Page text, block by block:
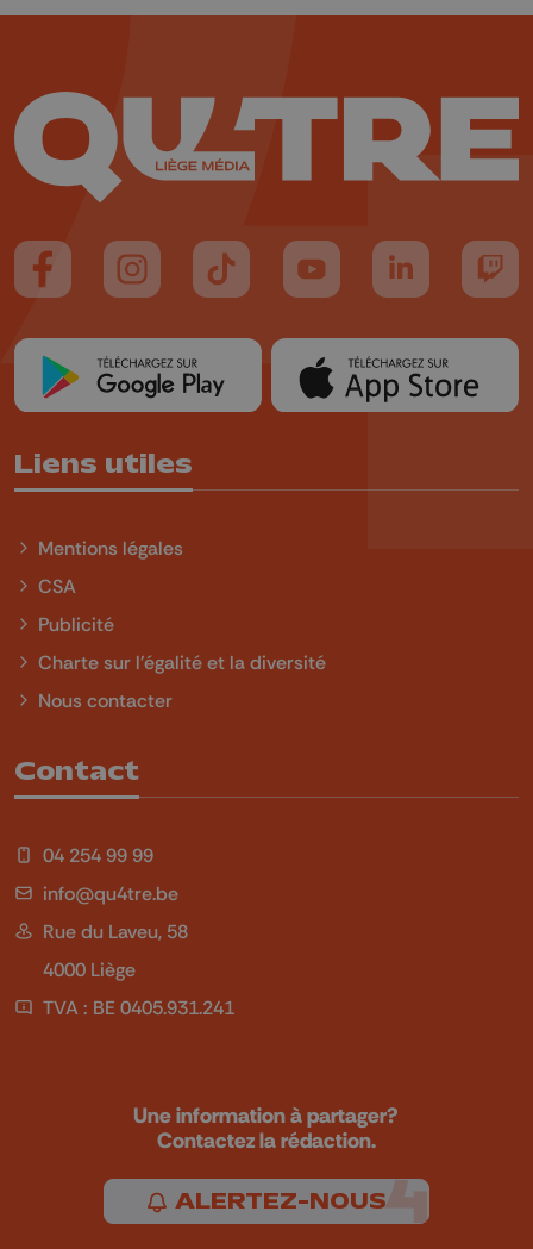
Suivez-nous sur FaceBook
Suivez-nous sur Instagram
Suivez-nous sur TikTok
Suivez-nous sur YouTube
Suivez-nous
Liens utiles
Mentions légales
CSA
Publicité
Charte sur l'égalité et la diversité
Nous contacter
Contact
04 254 99 99
info@qu4tre.be
Rue du Laveu, 58
4000 Liège
TVA : BE 0405.931.241
Une information à partager?
Contactez la rédaction.
ALERTEZ-NOUS